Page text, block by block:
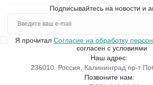
Подписывайтесь на новости и
Я прочитал Согласие на обработку
согласен с условиями
Наш адрес:
236010. Россия, Калининград пр-т
Позвоните нам: